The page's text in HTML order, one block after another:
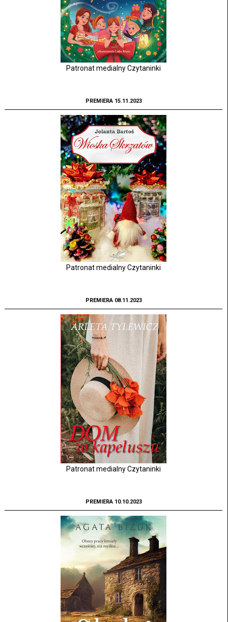
Patronat medialny Czytaninki
PREMIERA 15.11.2023
Patronat medialny Czytaninki
PREMIERA 08.11.2023
Patronat medialny Czytaninki
PREMIERA 10.10.2023